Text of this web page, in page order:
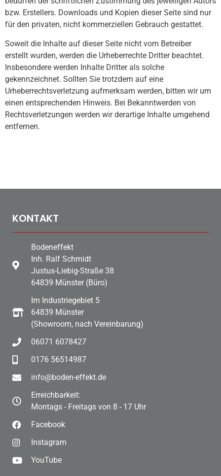
bzw. Erstellers. Downloads und Kopien dieser Seite sind nur
für den privaten, nicht kommerziellen Gebrauch gestattet.
Soweit die Inhalte auf dieser Seite nicht vom Betreiber
erstellt wurden, werden die Urheberrechte Dritter beachtet.
Insbesondere werden Inhalte Dritter als solche
gekennzeichnet. Sollten Sie trotzdem auf eine
Urheberrechtsverletzung aufmerksam werden, bitten wir um
einen entsprechenden Hinweis. Bei Bekanntwerden von
Rechtsverletzungen werden wir derartige Inhalte umgehend
entfernen.
KONTAKT
Bodeneffekt
Inh. Ralf Schmidt
Justus-Liebig-Straße 38
64839 Münster (Büro)
Im Industriegebiet 5
64839 Münster
(Showroom, nach Vereinbarung)
06071 6078427
0176 56514987
info@boden-effekt.de
Erreichbarkeit:
Montags - Freitags von 8 - 17 Uhr
Facebook
Instagram
YouTube